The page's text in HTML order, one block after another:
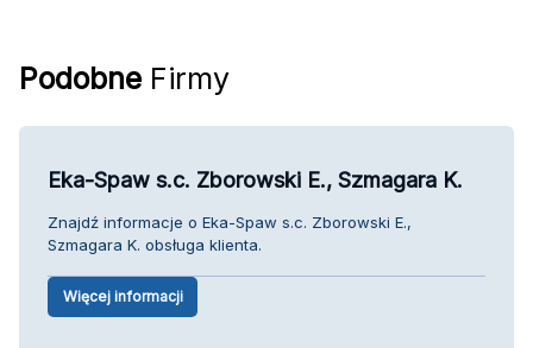
Podobne Firmy
Eka-Spaw s.c. Zborowski E., Szmagara K.
Znajdź informacje o Eka-Spaw s.c. Zborowski E.,
Szmagara K. obsługa klienta.
Więcej informacji